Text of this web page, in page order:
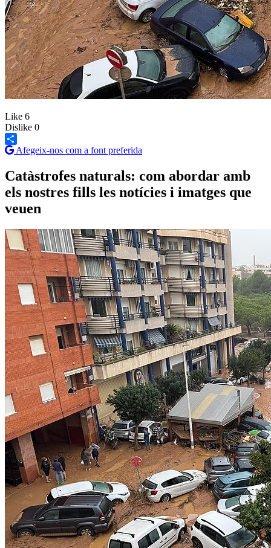
Like 6
Dislike 0
Share
Afegeix-nos com a font preferida
Catàstrofes naturals: com abordar amb
els nostres fills les notícies i imatges que
veuen